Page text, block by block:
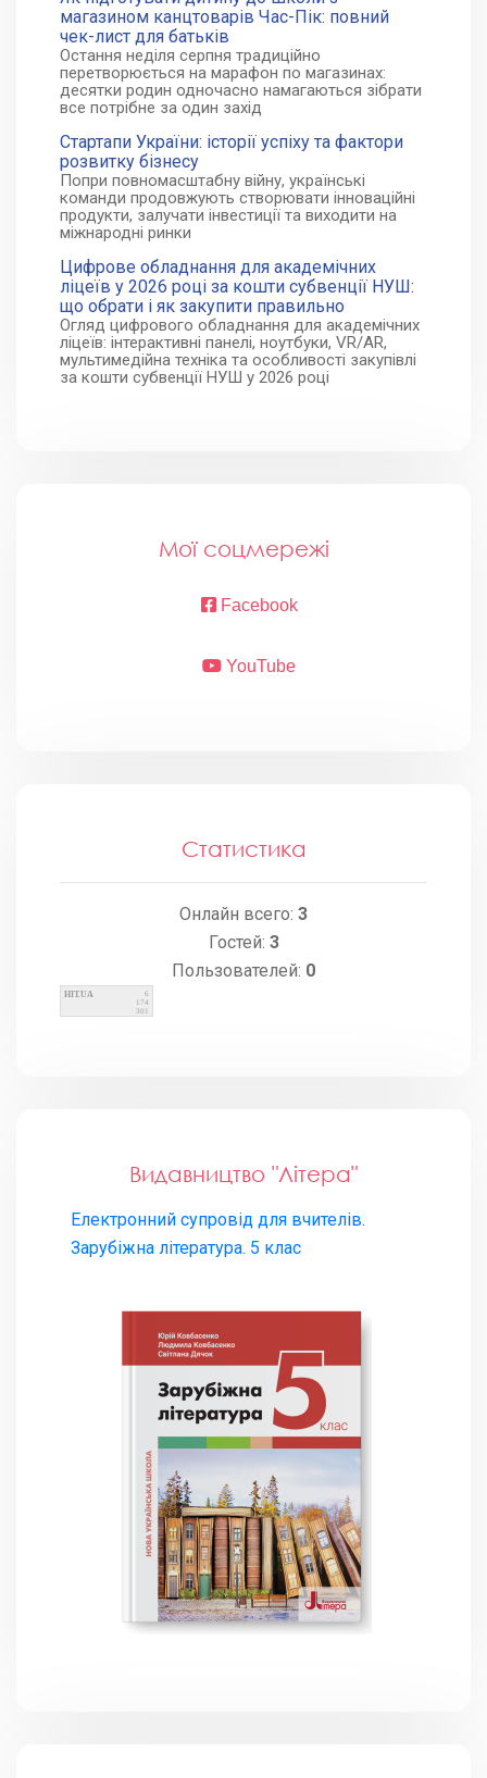
магазином канцтоварів Час-Пік: повний
чек-лист для батьків
Остання неділя серпня традиційно
перетворюється на марафон по магазинах:
десятки родин одночасно намагаються зібрати
все потрібне за один захід
Стартапи України: історії успіху та фактори
розвитку бізнесу
Попри повномасштабну війну, українські
команди продовжують створювати інноваційні
продукти, залучати інвестиції та виходити на
міжнародні ринки
Цифрове обладнання для академічних
ліцеїв у 2026 році за кошти субвенції НУШ:
що обрати і як закупити правильно
Огляд цифрового обладнання для академічних
ліцеїв: інтерактивні панелі, ноутбуки, VR/AR,
мультимедійна техніка та особливості закупівлі
за кошти субвенції НУШ у 2026 році
Мої соцмережі
Facebook
YouTube
Статистика
Онлайн всего: 3
Гостей: 3
Пользователей: 0
HIT.UA
6
174
301
Видавництво "Літера"
Електронний супровід для вчителів.
Зарубіжна література. 5 клас